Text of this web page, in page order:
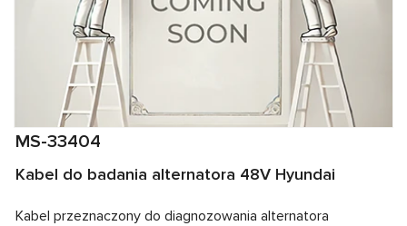
MS-33404
Kabel do badania alternatora 48V Hyundai
Kabel przeznaczony do diagnozowania alternatora